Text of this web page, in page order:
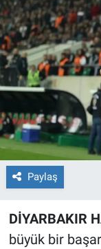
Paylaş
DİYARBAKIR
büyük bir
ÖZEL
POLİTİKA
SAĞLIK
SPOR
TEKNOLOJİ